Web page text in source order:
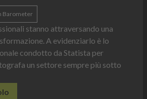
Barometer
stanno attraversando una
A evidenziarlo è lo
condotto da Statista per
un settore sempre più sotto